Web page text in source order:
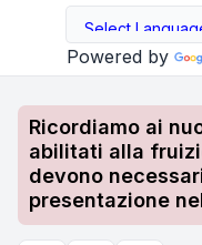
Powered by
Ricordiamo ai
abilitati alla
devono
presentazione